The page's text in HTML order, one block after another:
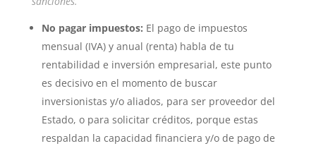
No pagar impuestos: El pago de impuestos
mensual (IVA) y anual (renta) habla de tu
rentabilidad e inversión empresarial, este punto
es decisivo en el momento de buscar
inversionistas y/o aliados, para ser proveedor del
Estado, o para solicitar créditos, porque estas
respaldan la capacidad financiera y/o de pago de